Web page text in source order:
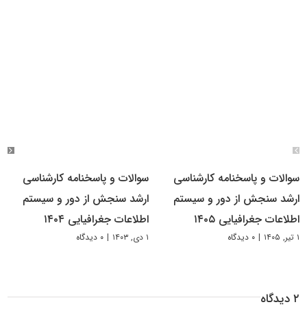
سوالات و پاسخنامه کارشناسی
ارشد سنجش از دور و سیستم
اطلاعات جغرافیایی ۱۴۰۵
۱ تیر, ۱۴۰۵ | ۰ دیدگاه
سوالات و پاسخنامه کارشناسی
ارشد سنجش از دور و سیستم
اطلاعات جغرافیایی ۱۴۰۴
۱ دی, ۱۴۰۳ | ۰ دیدگاه
۲ دیدگاه